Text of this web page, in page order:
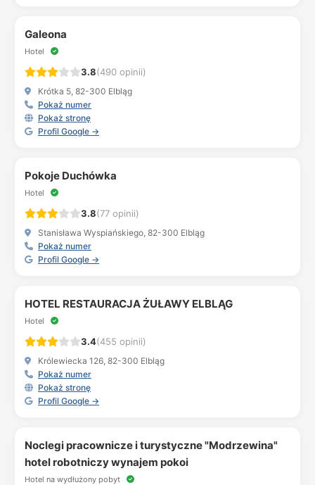
Galeona
Hotel
3.8(490 opinii)
Krótka 5, 82-300 Elbląg
Pokaż numer
Pokaż stronę
Profil Google →
Pokoje Duchówka
Hotel
3.8(77 opinii)
Stanisława Wyspiańskiego, 82-300 Elbląg
Pokaż numer
Profil Google →
HOTEL RESTAURACJA ŻUŁAWY ELBLĄG
Hotel
3.4(455 opinii)
Królewiecka 126, 82-300 Elbląg
Pokaż numer
Pokaż stronę
Profil Google →
Noclegi pracownicze i turystyczne "Modrzewina"
hotel robotniczy wynajem pokoi
Hotel na wydłużony pobyt